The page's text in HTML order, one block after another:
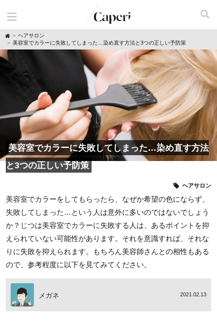
H
o
m
ヘアサロン
美容室でカラーに失敗してしまった…染め直す方法と3つの正しい予防策
美容室でカラーに失敗してしまった…染め直す方法
と3つの正しい予防策
ヘアサロン
美容室でカラーをしてもらったら、なぜか希望の色にならず、
失敗してしまった…という人は意外に多いのではないでしょう
か？じつは美容室でカラーに失敗する人は、あるポイントを抑
えられていない可能性があります。それを意識すれば、それな
りに失敗を抑えられます。もちろん美容師さんとの相性もある
ので、参考程度に以下を見てみてください。
メガネ 2021.02.13